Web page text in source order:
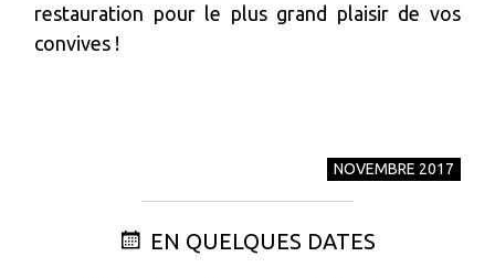
restauration pour le plus grand plaisir de vos
convives !
NOVEMBRE 2017
EN QUELQUES DATES